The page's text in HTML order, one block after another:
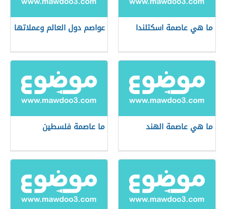
ما هي عاصمة اسكتلندا عواصم دول العالم وعملاتها
ما هي عاصمة الهند ما عاصمة فلسطين